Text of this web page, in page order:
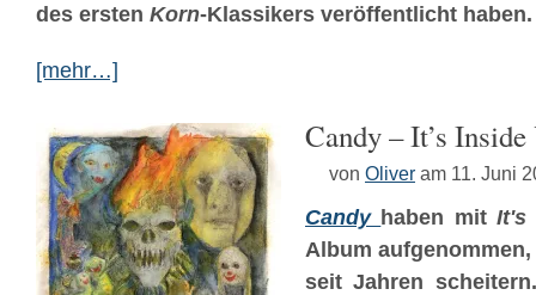
des ersten Korn-Klassikers veröffentlicht haben.
[mehr…]
Candy – It​’​s Inside
von Oliver am 11. Juni
Candy haben mit It's
Album
seit Jahren